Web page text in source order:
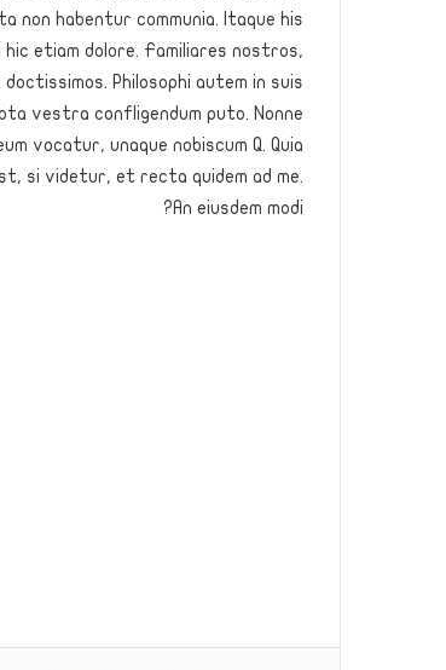
non habentur communia. Itaque his
etiam dolore. Familiares nostros,
Philosophi autem in suis
vestra confligendum puto. Nonne
vocatur, unaque nobiscum Q. Quia
si videtur, et recta quidem ad me.
An eiusdem modi?